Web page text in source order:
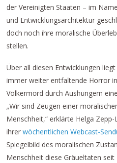
der Vereinigten Staaten – im
und Entwicklungsarchitektur
doch noch ihre moralische
stellen.
Über all diesen Entwicklungen
immer weiter entfaltende Horror
Völkermord durch Aushungern
„Wir sind Zeugen einer
Menschheit,“ erklärte Helga
ihrerwöchentlichen Webcast-
Spiegelbild des moralischen
Menschheit diese Gräueltaten